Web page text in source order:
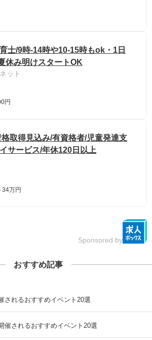
士/9時-14時や10-15時もok・1日
休み明けスタートOK
ット
円
取得見込み/有資格者/児童発達支
サービス/年休120日以上
34万円
Sponsored by
おすすめ記事
されるおすすめイベント20選
催されるおすすめイベント20選